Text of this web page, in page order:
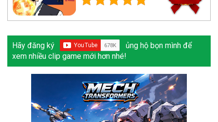
Hãy đăng ký
ủng hộ bọn mình để
xem nhiều clip game mới hơn nhé!